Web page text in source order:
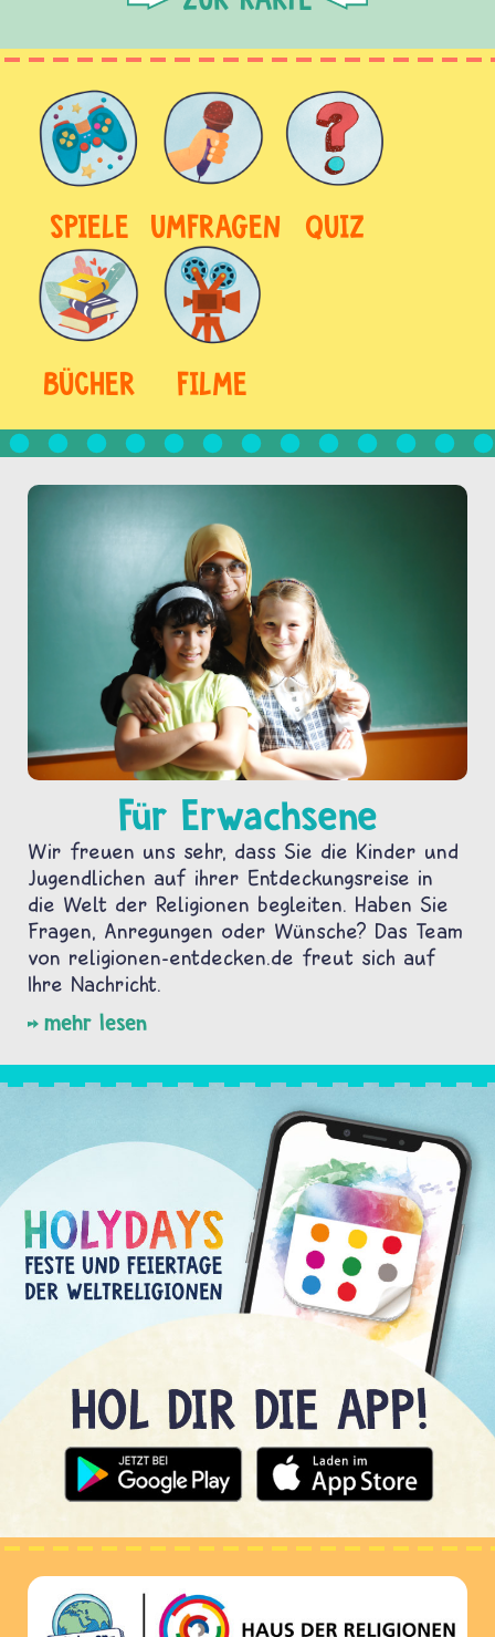
SPIELE UMFRAGEN QUIZ
BÜCHER FILME
Für Erwachsene
Wir freuen uns sehr, dass Sie die Kinder und
Jugendlichen auf ihrer Entdeckungsreise in
die Welt der Religionen begleiten. Haben Sie
Fragen, Anregungen oder Wünsche? Das Team
von religionen-entdecken.de freut sich auf
Ihre Nachricht.
mehr lesen